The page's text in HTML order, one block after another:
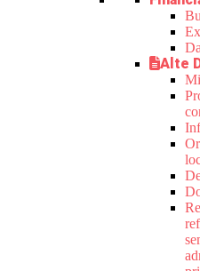
Alte